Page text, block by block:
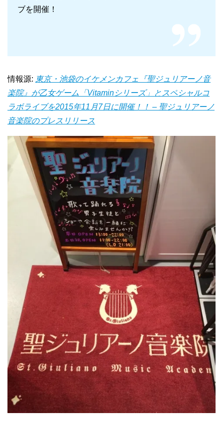
ブを開催！
情報源: 東京・池袋のイケメンカフェ『聖ジュリアーノ音
楽院』が乙女ゲーム「Vitaminシリーズ」とスペシャルコ
ラボライブを2015年11月7日に開催！！ – 聖ジュリアーノ
音楽院のプレスリリース